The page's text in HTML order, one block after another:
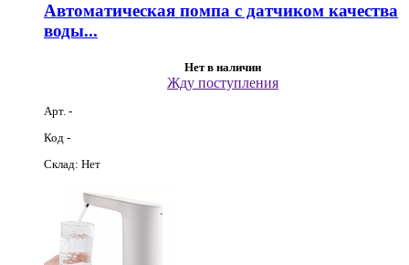
Автоматическая помпа с датчиком качества
воды...
Нет в наличии
Жду поступления
Арт. -
Код -
Склад: Нет